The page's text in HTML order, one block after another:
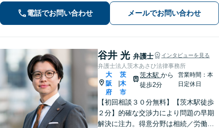
などの刑事事件にも幅広く対応。紛争
化してしてしまった問題も、より良い
着地点を探り、交渉を重ねます【初回
相談無料】
電話でお問い合わせ メールでお問い合わせ
谷井 光 弁護士 インタビューを見る
弁護士法人茨木あさひ法律事務所
大
阪
府
茨
木
市
茨木駅から
徒歩2分
営業時間：本
日定休日
【初回相談３０分無料】【茨木駅徒歩
２分】的確な交渉力により問題の早期
解決に注力。得意分野は相続／労働／